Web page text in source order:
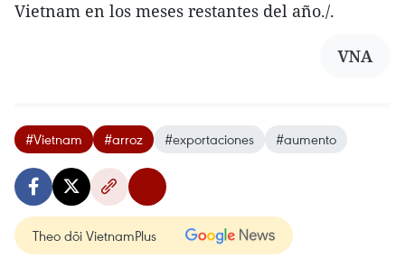
Vietnam en los meses restantes del año./.
VNA
#Vietnam #arroz #exportaciones #aumento
Theo dõi VietnamPlus